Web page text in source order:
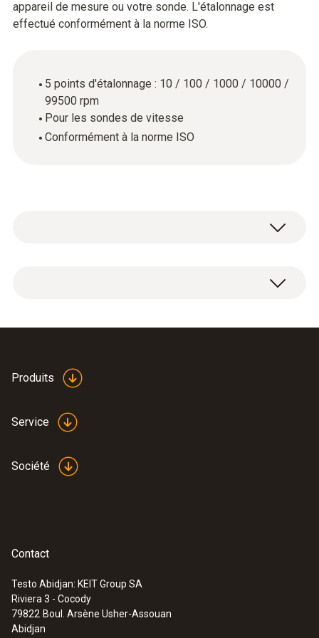
appareil de mesure ou votre sonde. L'étalonnage est
effectué conformément à la norme ISO.
5 points d'étalonnage : 10 / 100 / 1000 / 10000 /
99500 rpm
Pour les sondes de vitesse
Conformément à la norme ISO
Certificat d'étalonnage ISO Vitesse de rotation
:0563 0465
Produits
Service
Société
Contact
Testo Abidjan: KEIT Group SA
Riviera 3 - Cocody
79822 Boul. Arsène Usher-Assouan
Abidjan